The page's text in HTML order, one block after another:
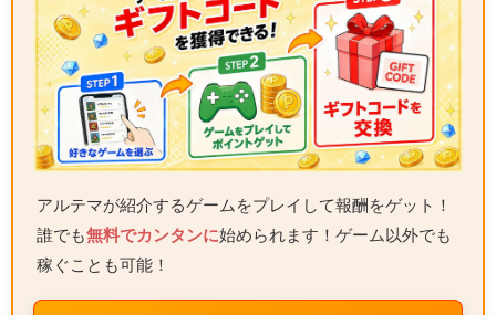
アルテマが紹介するゲームをプレイして報酬をゲット！
誰でも無料でカンタンに始められます！ゲーム以外でも
稼ぐことも可能！